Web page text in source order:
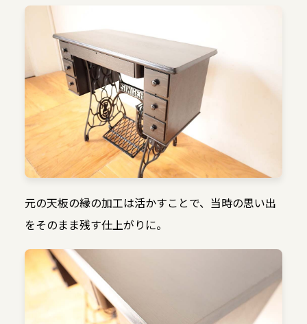
元の天板の縁の加工は活かすことで、当時の思い出
をそのまま残す仕上がりに。